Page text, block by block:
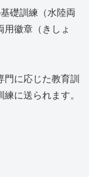
礎訓練（水陸両
徽章（きしょ
門に応じた教育訓
に送られます。